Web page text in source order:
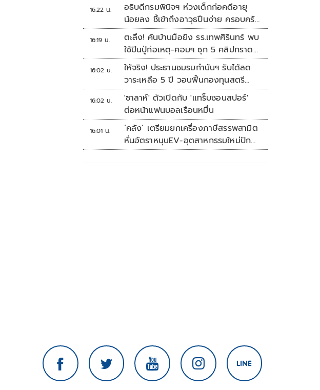
16:22 น.
อธิบดีกรมพินิจฯ ห่วงเด็กก่อคดีอายุ
น้อยลง ชี้เข้าถึงอาวุธปืนง่าย ครอบครัว
แตกแยกเป็นชนวนสำคัญ
16:19 น.
ตะลึง! ค้นบ้านมือยิง รร.เทพศิรินทร์ พบ
ใช้ปืนปู่ก่อเหตุ-คอมฯ ซุก 5 คลิปกราด
ยิง
16:02 น.
ให้จริง! ประธานชมรมกำนันฯ รับได้ลด
วาระเหลือ 5 ปี วอนฟื้นกองทุนสตรี
อำเภอละล้าน
16:02 น.
'ซาลาห์' ตัวเปิดกับ 'แทร็บซอนสปอร์'
ต่อหน้าแฟนบอลเรือนหมื่น
16:01 น.
‘คลัง’ เตรียมยกเครื่องภาษีสรรพสามิต
หั่นอัตราหนุนEV-อุตสาหกรรมใหม่ปัก
หมุดไทย